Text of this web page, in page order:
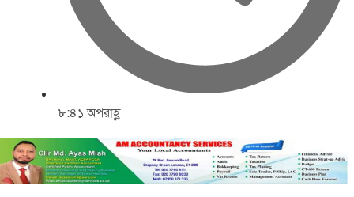
৮:৪১ অপরাহ্ণ